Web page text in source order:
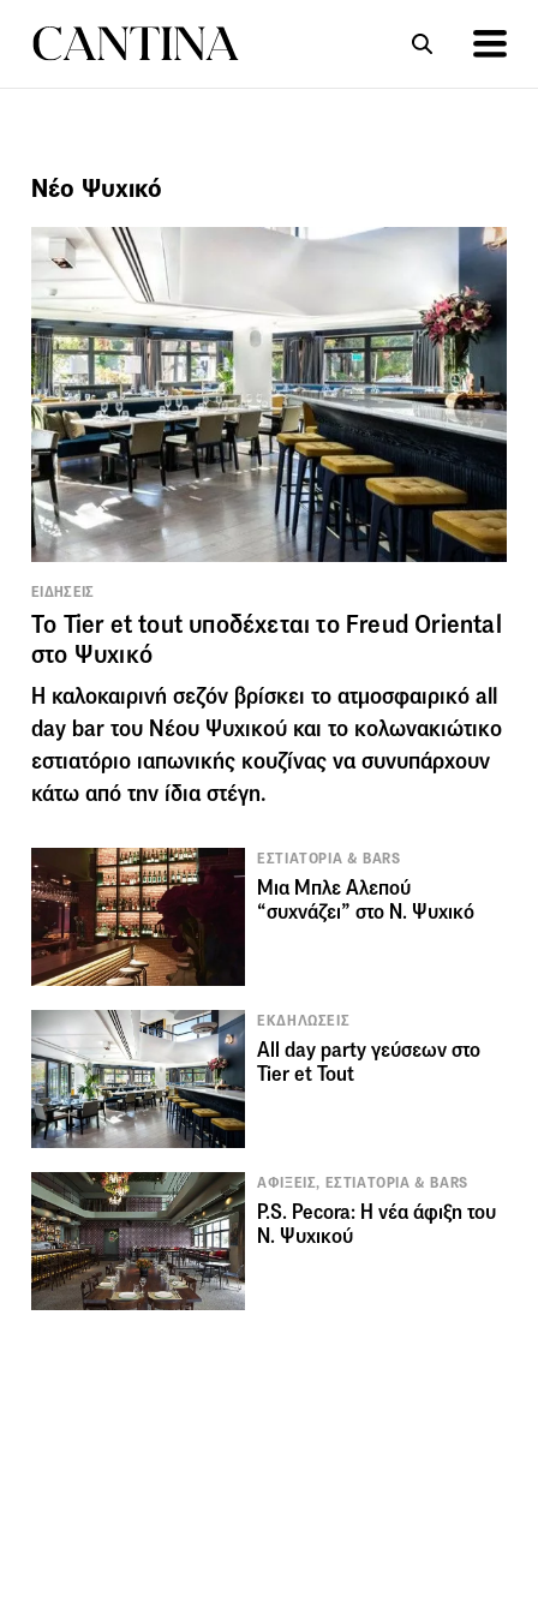
ΣΥΝΤΑΓΕΣ
Νέο Ψυχικό
ΕΙΔΗΣΕΙΣ
Το Tier et tout υποδέχεται το Freud Oriental
στο Ψυχικό
Η καλοκαιρινή σεζόν βρίσκει το ατμοσφαιρικό all
day bar του Νέου Ψυχικού και το κολωνακιώτικο
εστιατόριο ιαπωνικής κουζίνας να συνυπάρχουν
κάτω από την ίδια στέγη.
ΕΣΤΙΑΤΟΡΙΑ & BARS
Μια Μπλε Αλεπού
“συχνάζει” στο Ν. Ψυχικό
ΕΚΔΗΛΩΣΕΙΣ
All day party γεύσεων στο
Tier et Tout
ΑΦΙΞΕΙΣ, ΕΣΤΙΑΤΟΡΙΑ & BARS
P.S. Pecora: Η νέα άφιξη του
Ν. Ψυχικού